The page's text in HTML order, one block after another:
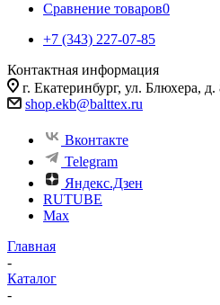
Сравнение товаров0
+7 (343) 227-07-85
Контактная информация
г. Екатеринбург, ул. Блюхера, д.
shop.ekb@balttex.ru
Вконтакте
Telegram
Яндекс.Дзен
RUTUBE
Max
Главная
-
Каталог
-